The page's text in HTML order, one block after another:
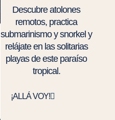
Descubre atolones
remotos, practica
submarinismo y snorkel y
relájate en las solitarias
playas de este paraíso
tropical.
¡ALLÁ VOY!